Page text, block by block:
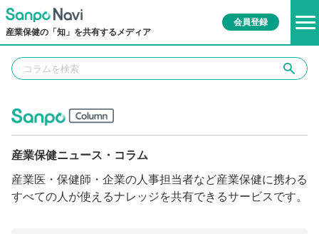
産業保健の「知」を共有するメディア
会員登録
産業保健ニュース・コラム
産業医・保健師・企業の人事担当者など産業保健に携わる
すべての人が使えるナレッジを共有できるサービスです。